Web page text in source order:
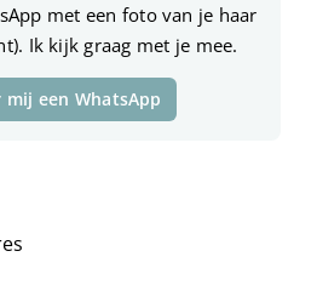
met een foto van je haar
Ik kijk graag met je mee.
mij een WhatsApp